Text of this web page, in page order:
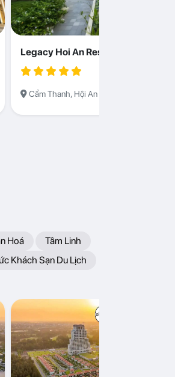
Legacy Hoi An Resort
Cẩm Thanh, Hội An
Hoá
Tâm Linh
Khách Sạn Du Lịch